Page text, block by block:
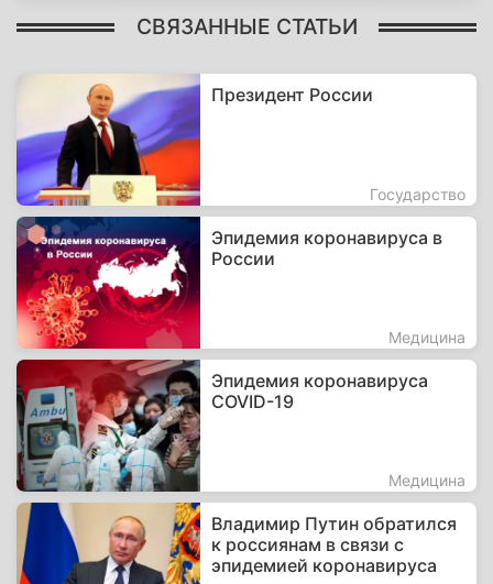
СВЯЗАННЫЕ СТАТЬИ
Президент России
Государство
Эпидемия коронавируса в
России
Медицина
Эпидемия коронавируса
COVID-19
Медицина
Владимир Путин обратился
к россиянам в связи с
эпидемией коронавируса